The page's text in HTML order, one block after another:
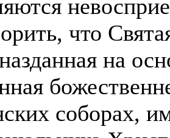
что
на
соборах,